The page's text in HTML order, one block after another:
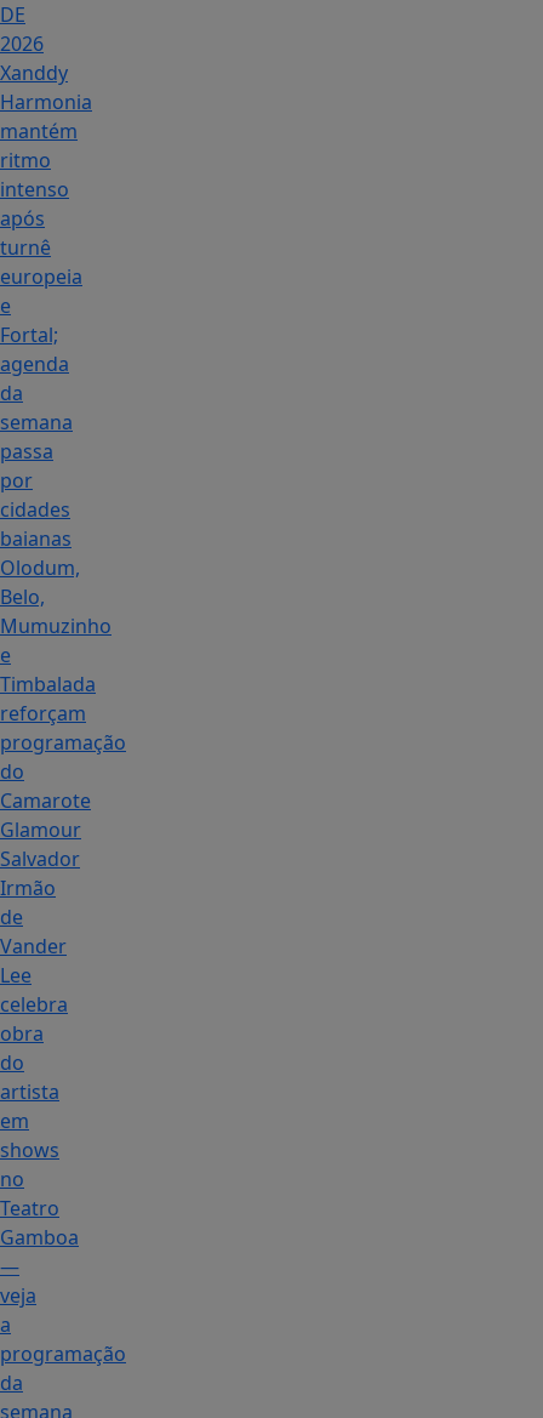
DE
2026
Xanddy
Harmonia
mantém
ritmo
intenso
após
turnê
europeia
e
Fortal;
agenda
da
semana
passa
por
cidades
baianas
Olodum,
Belo,
Mumuzinho
e
Timbalada
reforçam
programação
do
Camarote
Glamour
Salvador
Irmão
de
Vander
Lee
celebra
obra
do
artista
em
shows
no
Teatro
Gamboa
—
veja
a
programação
da
semana